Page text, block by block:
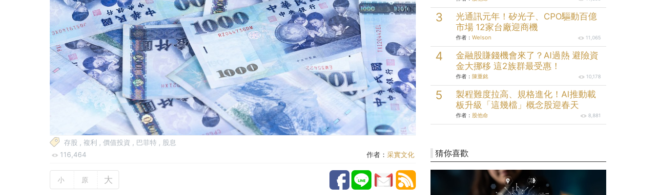
存股 , 複利 , 價值投資 , 巴菲特 , 股息
116,464
作者： 采實文化
小 原 大
光通訊元年！矽光子、CPO驅動百億
市場 12家台廠迎商機
作者： Welson 11,065
金融股賺錢機會來了？AI過熱 避險資
金大挪移 這2族群最受惠！
作者： 陳重銘 10,178
製程難度拉高、規格進化！AI推動載
板升級「這幾檔」概念股迎春天
作者： 股他命 8,881
猜你喜歡